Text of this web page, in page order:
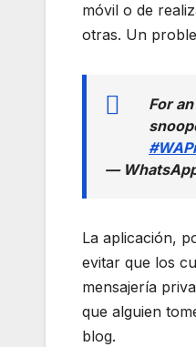
móvil o de
otras. Un
For
—
La aplicación,
evitar que los
mensajería
que alguien
blog.